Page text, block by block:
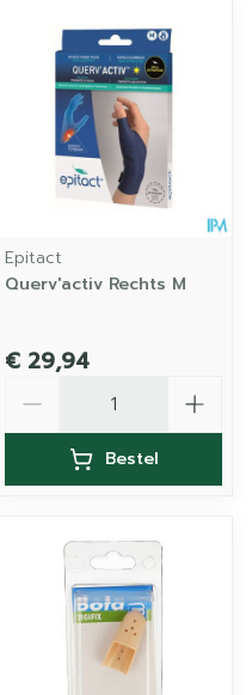
Epitact
Querv'activ Rechts M
€ 29,94
Bestel